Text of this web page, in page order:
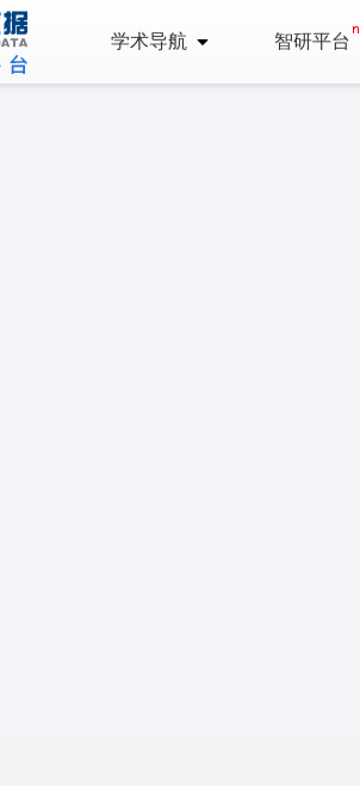
学术导航 智研平台